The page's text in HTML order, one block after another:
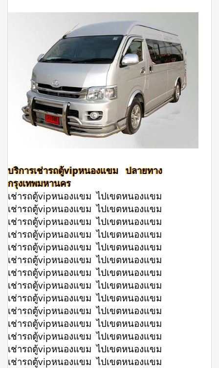
บริการเช่ารถตู้vipหนองแขม ปลายทาง
กรุงเทพมหานคร
เช่ารถตู้vipหนองแขม ไปเขตหนองแขม
เช่ารถตู้vipหนองแขม ไปเขตหนองแขม
เช่ารถตู้vipหนองแขม ไปเขตหนองแขม
เช่ารถตู้vipหนองแขม ไปเขตหนองแขม
เช่ารถตู้vipหนองแขม ไปเขตหนองแขม
เช่ารถตู้vipหนองแขม ไปเขตหนองแขม
เช่ารถตู้vipหนองแขม ไปเขตหนองแขม
เช่ารถตู้vipหนองแขม ไปเขตหนองแขม
เช่ารถตู้vipหนองแขม ไปเขตหนองแขม
เช่ารถตู้vipหนองแขม ไปเขตหนองแขม
เช่ารถตู้vipหนองแขม ไปเขตหนองแขม
เช่ารถตู้vipหนองแขม ไปเขตหนองแขม
เช่ารถตู้vipหนองแขม ไปเขตหนองแขม
เช่ารถตู้vipหนองแขม ไปเขตหนองแขม